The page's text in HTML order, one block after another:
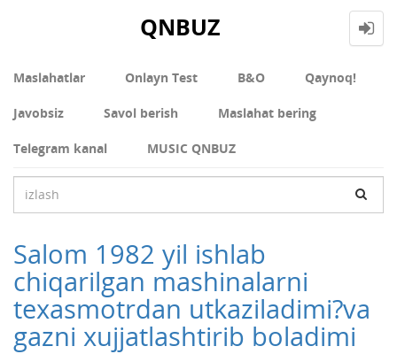
QNBUZ
Maslahatlar Onlayn Test В&О Qaynoq!
Javobsiz Savol berish Maslahat bering
Telegram kanal MUSIC QNBUZ
Salom 1982 yil ishlab
chiqarilgan mashinalarni
texasmotrdan utkaziladimi?va
gazni xujjatlashtirib boladimi